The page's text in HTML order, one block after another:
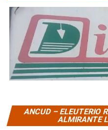
ANCUD – ELEUTERIO
ALMIRANTE